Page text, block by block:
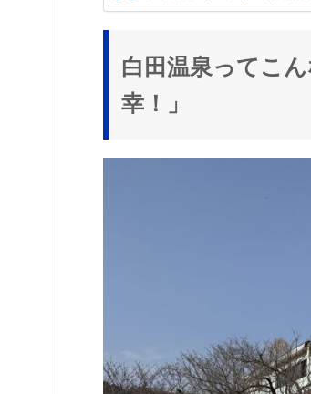
白田温泉ってこ
幸！」